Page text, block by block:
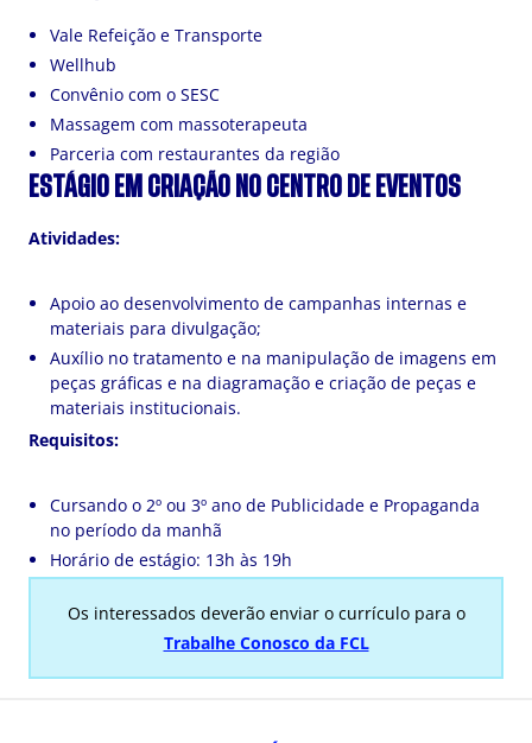
Vale Refeição e Transporte
Wellhub
Convênio com o SESC
Massagem com massoterapeuta
Parceria com restaurantes da região
ESTÁGIO EM CRIAÇÃO NO CENTRO DE EVENTOS
Atividades:
Apoio ao desenvolvimento de campanhas internas e
materiais para divulgação;
Auxílio no tratamento e na manipulação de imagens em
peças gráficas e na diagramação e criação de peças e
materiais institucionais.
Requisitos:
Cursando o 2º ou 3º ano de Publicidade e Propaganda
no período da manhã
Horário de estágio: 13h às 19h
Os interessados deverão enviar o currículo para o
Trabalhe Conosco da FCL